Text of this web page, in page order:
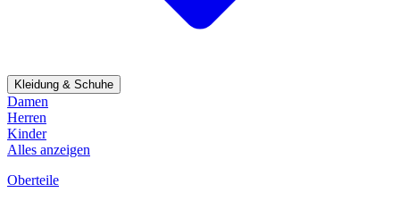
Kleidung & Schuhe
Damen
Herren
Kinder
Alles anzeigen
Oberteile